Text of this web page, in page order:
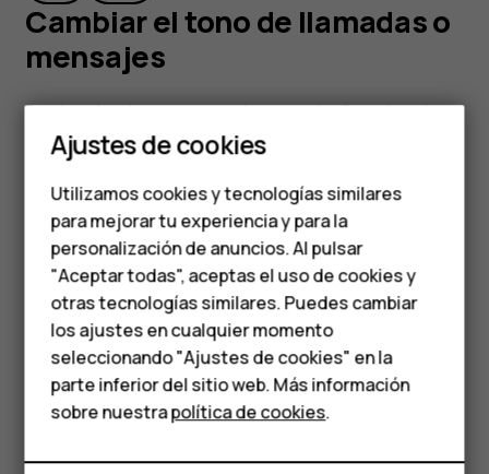
Smartphones
Teléfonos clásicos
Teléfonos para
personas mayores
Accesorios
HMD Terra M
Para empresas
Tabletas
Tienda
Cambiar el tono de llamadas o
mensajes
Puede seleccionar un nuevo tono para las llamadas o los
mensajes.
Cambiar el tono de las llamadas
SeleccioneMenú> >Tonos.
SeleccioneTono llamada.
Desplácese a un tono de llamada.
PulseAcept.
Consejo:¿El tono de llamada está demasiado alto o
demasiado bajo? SeleccioneVolumen de llamada
Ajustes de cookies
Utilizamos cookies y tecnologías similares
para mejorar tu experiencia y para la
personalización de anuncios. Al pulsar
"Aceptar todas", aceptas el uso de cookies y
otras tecnologías similares. Puedes cambiar
los ajustes en cualquier momento
seleccionando "Ajustes de cookies" en la
parte inferior del sitio web. Más información
sobre nuestrapolítica de cookies.